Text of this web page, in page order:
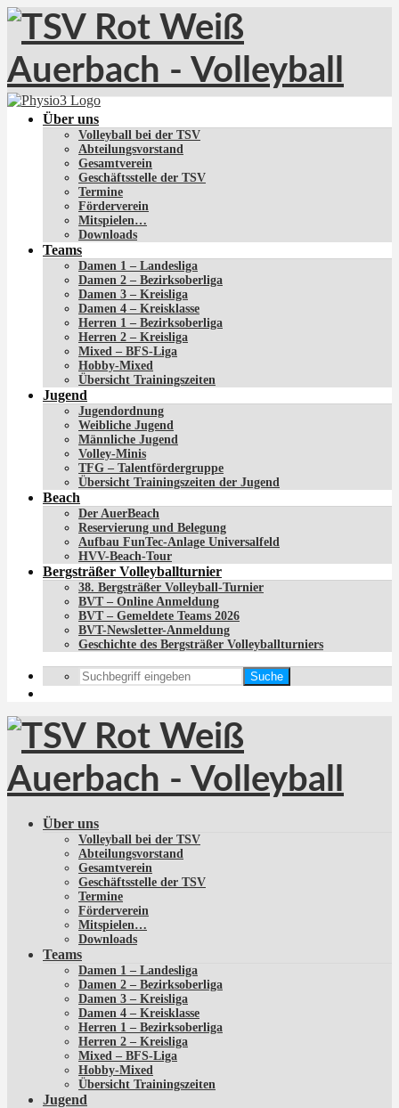
Über uns
Volleyball bei der TSV
Abteilungsvorstand
Gesamtverein
Geschäftsstelle der TSV
Termine
Förderverein
Mitspielen…
Downloads
Teams
Damen 1 – Landesliga
Damen 2 – Bezirksoberliga
Damen 3 – Kreisliga
Damen 4 – Kreisklasse
Herren 1 – Bezirksoberliga
Herren 2 – Kreisliga
Mixed – BFS-Liga
Hobby-Mixed
Übersicht Trainingszeiten
Jugend
Jugendordnung
Weibliche Jugend
Männliche Jugend
Volley-Minis
TFG – Talentfördergruppe
Übersicht Trainingszeiten der Jugend
Beach
Der AuerBeach
Reservierung und Belegung
Aufbau FunTec-Anlage Universalfeld
HVV-Beach-Tour
Bergsträßer Volleyballturnier
38. Bergsträßer Volleyball-Turnier
BVT – Online Anmeldung
BVT – Gemeldete Teams 2026
BVT-Newsletter-Anmeldung
Geschichte des Bergsträßer Volleyballturniers
Suche
Über uns
Volleyball bei der TSV
Abteilungsvorstand
Gesamtverein
Geschäftsstelle der TSV
Termine
Förderverein
Mitspielen…
Downloads
Teams
Damen 1 – Landesliga
Damen 2 – Bezirksoberliga
Damen 3 – Kreisliga
Damen 4 – Kreisklasse
Herren 1 – Bezirksoberliga
Herren 2 – Kreisliga
Mixed – BFS-Liga
Hobby-Mixed
Übersicht Trainingszeiten
Jugend